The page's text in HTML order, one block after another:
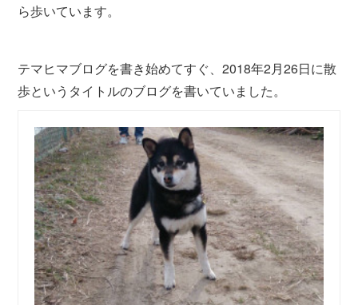
ら歩いています。
テマヒマブログを書き始めてすぐ、2018年2月26日に散
歩というタイトルのブログを書いていました。